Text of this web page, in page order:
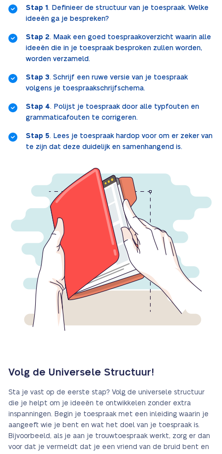
Stap 1 . Definieer de structuur van je toespraak. Welke
ideeën ga je bespreken?
Stap 2. Maak een goed toespraakoverzicht waarin alle
ideeën die in je toespraak besproken zullen worden,
worden verzameld.
Stap 3. Schrijf een ruwe versie van je toespraak
volgens je toespraakschrijfschema.
Stap 4. Polijst je toespraak door alle typfouten en
grammaticafouten te corrigeren.
Stap 5. Lees je toespraak hardop voor om er zeker van
te zijn dat deze duidelijk en samenhangend is.
Volg de Universele Structuur!
Sta je vast op de eerste stap? Volg de universele structuur
die je helpt om je ideeën te ontwikkelen zonder extra
inspanningen. Begin je toespraak met een inleiding waarin je
aangeeft wie je bent en wat het doel van je toespraak is.
Bijvoorbeeld, als je aan je trouwtoespraak werkt, zorg er dan
voor dat je vermeldt dat je een vriend van de bruid bent en